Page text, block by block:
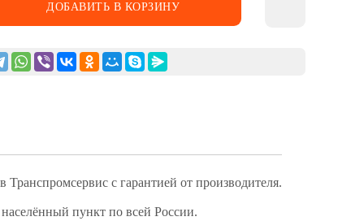
ДОБАВИТЬ В КОРЗИНУ
с гарантией от производителя.
пункт по всей России.